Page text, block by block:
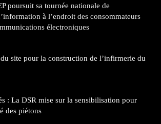
poursuit sa tournée nationale de
à l’endroit des consommateurs
électroniques
site pour la construction de l’infirmerie du
: La DSR mise sur la sensibilisation pour
des piétons